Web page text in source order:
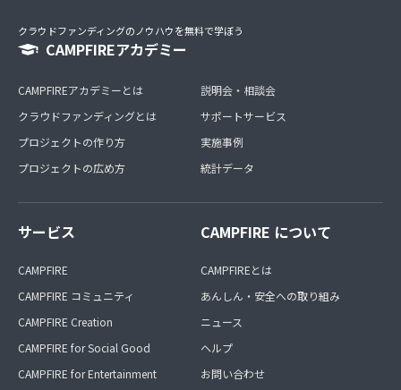
クラウドファンディングのノウハウを無料で学ぼう
CAMPFIREアカデミー
CAMPFIREアカデミーとは
クラウドファンディングとは
プロジェクトの作り方
プロジェクトの広め方
説明会・相談会
サポートサービス
実施事例
統計データ
サービス
CAMPFIRE
CAMPFIRE コミュニティ
CAMPFIRE Creation
CAMPFIRE for Social Good
CAMPFIRE for Entertainment
CAMPFIRE について
CAMPFIREとは
あんしん・安全への取り組み
ニュース
ヘルプ
お問い合わせ